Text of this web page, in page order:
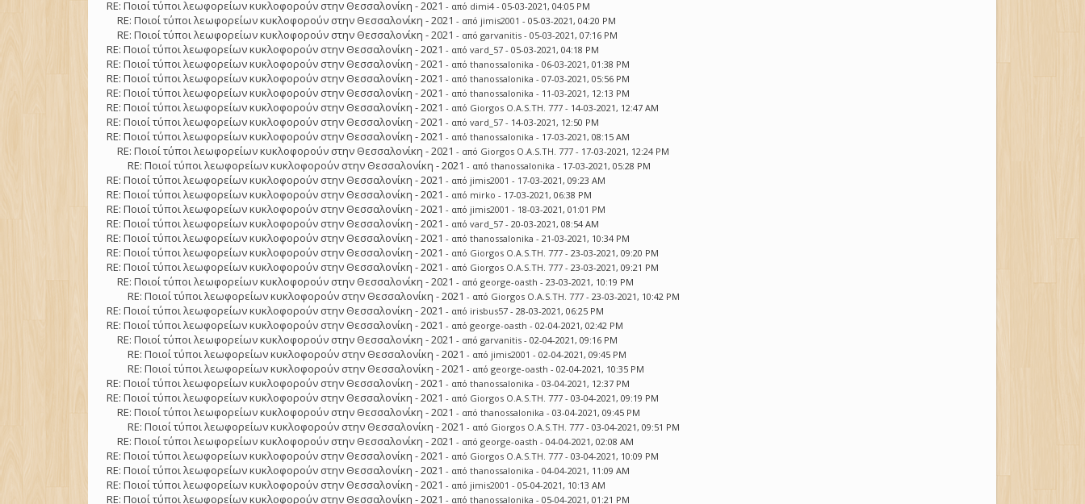
RE: Ποιοί τύποι λεωφορείων κυκλοφορούν στην Θεσσαλονίκη - 2021 - από dimi4 - 05-03-2021, 04:05 PM
RE: Ποιοί τύποι λεωφορείων κυκλοφορούν στην Θεσσαλονίκη - 2021 - από jimis2001 - 05-03-2021, 04:20 PM
RE: Ποιοί τύποι λεωφορείων κυκλοφορούν στην Θεσσαλονίκη - 2021 - απόgarvanitis - 05-03-2021, 07:16 PM
RE: Ποιοί τύποι λεωφορείων κυκλοφορούν στην Θεσσαλονίκη - 2021 - απόvard_57 - 05-03-2021, 04:18 PM
RE: Ποιοί τύποι λεωφορείων κυκλοφορούν στην Θεσσαλονίκη - 2021 - απόthanossalonika - 06-03-2021, 01:38 PM
RE: Ποιοί τύποι λεωφορείων κυκλοφορούν στην Θεσσαλονίκη - 2021 - απόthanossalonika - 07-03-2021, 05:56 PM
RE: Ποιοί τύποι λεωφορείων κυκλοφορούν στην Θεσσαλονίκη - 2021 - απόthanossalonika - 11-03-2021, 12:13 PM
RE: Ποιοί τύποι λεωφορείων κυκλοφορούν στην Θεσσαλονίκη - 2021 - από Giorgos O.A.S.TH. 777 - 14-03-2021, 12:47 AM
RE: Ποιοί τύποι λεωφορείων κυκλοφορούν στην Θεσσαλονίκη - 2021 - απόvard_57 - 14-03-2021, 12:50 PM
RE: Ποιοί τύποι λεωφορείων κυκλοφορούν στην Θεσσαλονίκη - 2021 - απόthanossalonika - 17-03-2021, 08:15 AM
RE: Ποιοί τύποι λεωφορείων κυκλοφορούν στην Θεσσαλονίκη - 2021 - από Giorgos O.A.S.TH. 777 - 17-03-2021, 12:24 PM
RE: Ποιοί τύποι λεωφορείων κυκλοφορούν στην Θεσσαλονίκη - 2021 - απόthanossalonika - 17-03-2021, 05:28 PM
RE: Ποιοί τύποι λεωφορείων κυκλοφορούν στην Θεσσαλονίκη - 2021 - από jimis2001 - 17-03-2021, 09:23 AM
RE: Ποιοί τύποι λεωφορείων κυκλοφορούν στην Θεσσαλονίκη - 2021 - από mirko - 17-03-2021, 06:38 PM
RE: Ποιοί τύποι λεωφορείων κυκλοφορούν στην Θεσσαλονίκη - 2021 - από jimis2001 - 18-03-2021, 01:01 PM
RE: Ποιοί τύποι λεωφορείων κυκλοφορούν στην Θεσσαλονίκη - 2021 - απόvard_57 - 20-03-2021, 08:54 AM
RE: Ποιοί τύποι λεωφορείων κυκλοφορούν στην Θεσσαλονίκη - 2021 - απόthanossalonika - 21-03-2021, 10:34 PM
RE: Ποιοί τύποι λεωφορείων κυκλοφορούν στην Θεσσαλονίκη - 2021 - από Giorgos O.A.S.TH. 777 - 23-03-2021, 09:20 PM
RE: Ποιοί τύποι λεωφορείων κυκλοφορούν στην Θεσσαλονίκη - 2021 - από Giorgos O.A.S.TH. 777 - 23-03-2021, 09:21 PM
RE: Ποιοί τύποι λεωφορείων κυκλοφορούν στην Θεσσαλονίκη - 2021 - απόgeorge-oasth - 23-03-2021, 10:19 PM
RE: Ποιοί τύποι λεωφορείων κυκλοφορούν στην Θεσσαλονίκη - 2021 - από Giorgos O.A.S.TH. 777 - 23-03-2021, 10:42 PM
RE: Ποιοί τύποι λεωφορείων κυκλοφορούν στην Θεσσαλονίκη - 2021 - από irisbus57 - 28-03-2021, 06:25 PM
RE: Ποιοί τύποι λεωφορείων κυκλοφορούν στην Θεσσαλονίκη - 2021 - απόgeorge-oasth - 02-04-2021, 02:42 PM
RE: Ποιοί τύποι λεωφορείων κυκλοφορούν στην Θεσσαλονίκη - 2021 - απόgarvanitis - 02-04-2021, 09:16 PM
RE: Ποιοί τύποι λεωφορείων κυκλοφορούν στην Θεσσαλονίκη - 2021 - από jimis2001 - 02-04-2021, 09:45 PM
RE: Ποιοί τύποι λεωφορείων κυκλοφορούν στην Θεσσαλονίκη - 2021 - απόgeorge-oasth - 02-04-2021, 10:35 PM
RE: Ποιοί τύποι λεωφορείων κυκλοφορούν στην Θεσσαλονίκη - 2021 - απόthanossalonika - 03-04-2021, 12:37 PM
RE: Ποιοί τύποι λεωφορείων κυκλοφορούν στην Θεσσαλονίκη - 2021 - από Giorgos O.A.S.TH. 777 - 03-04-2021, 09:19 PM
RE: Ποιοί τύποι λεωφορείων κυκλοφορούν στην Θεσσαλονίκη - 2021 - απόthanossalonika - 03-04-2021, 09:45 PM
RE: Ποιοί τύποι λεωφορείων κυκλοφορούν στην Θεσσαλονίκη - 2021 - από Giorgos O.A.S.TH. 777 - 03-04-2021, 09:51 PM
RE: Ποιοί τύποι λεωφορείων κυκλοφορούν στην Θεσσαλονίκη - 2021 - απόgeorge-oasth - 04-04-2021, 02:08 AM
RE: Ποιοί τύποι λεωφορείων κυκλοφορούν στην Θεσσαλονίκη - 2021 - από Giorgos O.A.S.TH. 777 - 03-04-2021, 10:09 PM
RE: Ποιοί τύποι λεωφορείων κυκλοφορούν στην Θεσσαλονίκη - 2021 - απόthanossalonika - 04-04-2021, 11:09 AM
RE: Ποιοί τύποι λεωφορείων κυκλοφορούν στην Θεσσαλονίκη - 2021 - από jimis2001 - 05-04-2021, 10:13 AM
RE: Ποιοί τύποι λεωφορείων κυκλοφορούν στην Θεσσαλονίκη - 2021 - απόthanossalonika - 05-04-2021, 01:21 PM